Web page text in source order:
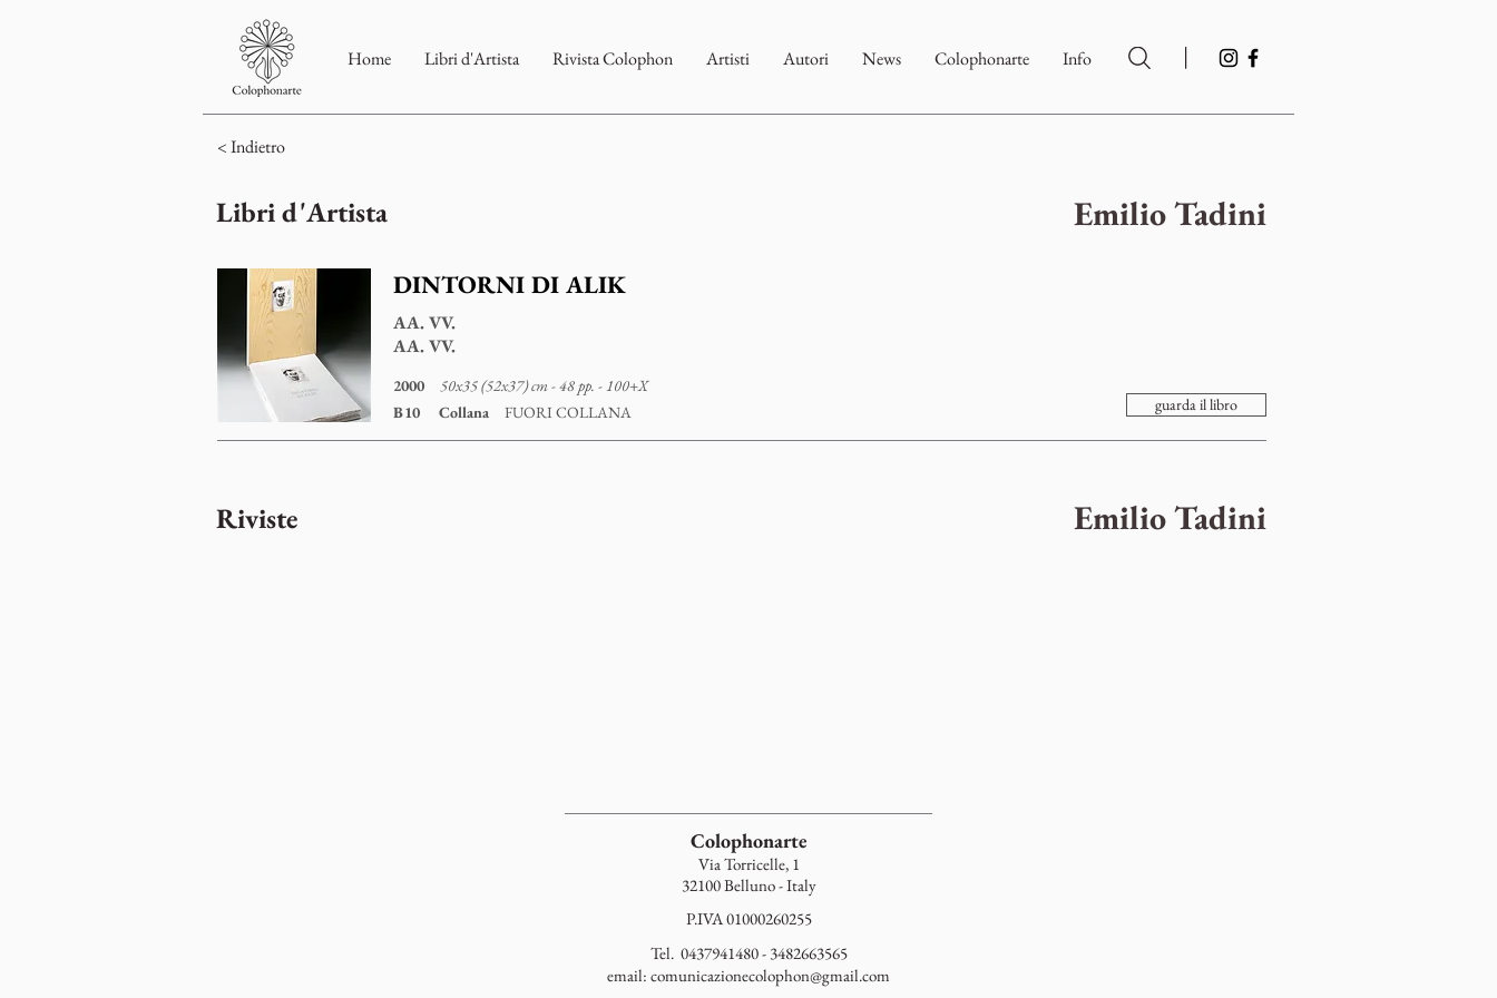
Home Libri d'Artista Rivista Colophon Artisti Autori News Colophonarte Info |
< Indietro
Emilio Tadini
Libri d'Artista
DINTORNI DI ALIK
AA. VV.
AA. VV.
2000
50x35 (52x37) cm - 48 pp. - 100+X
B10
Collana FUORI COLLANA guarda il libro
Riviste Emilio Tadini
Colophonarte
Via Torricelle, 1
32100 Belluno - Italy
P.IVA 01000260255
Tel. 0437941480 - 3482663565
email: comunicazionecolophon@gmail.com